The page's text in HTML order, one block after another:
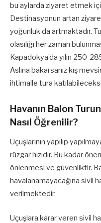
bu aylarda ziyaret etmek
Destinasyonun artan
yoğunluk da artmaktadır.
olasılığı her zaman
Kapadokya’da yılın 250-
Aslına bakarsanız kış
ihtimalle tura
Havanın Balon
Nasıl Öğrenilir?
Uçuşlarının yapılıp
rüzgar hızıdır. Bu kadar
önlenmesi ve güvenliktir.
havalanamayacağına sivil
verilmektedir.
Uçuşlara karar veren sivil